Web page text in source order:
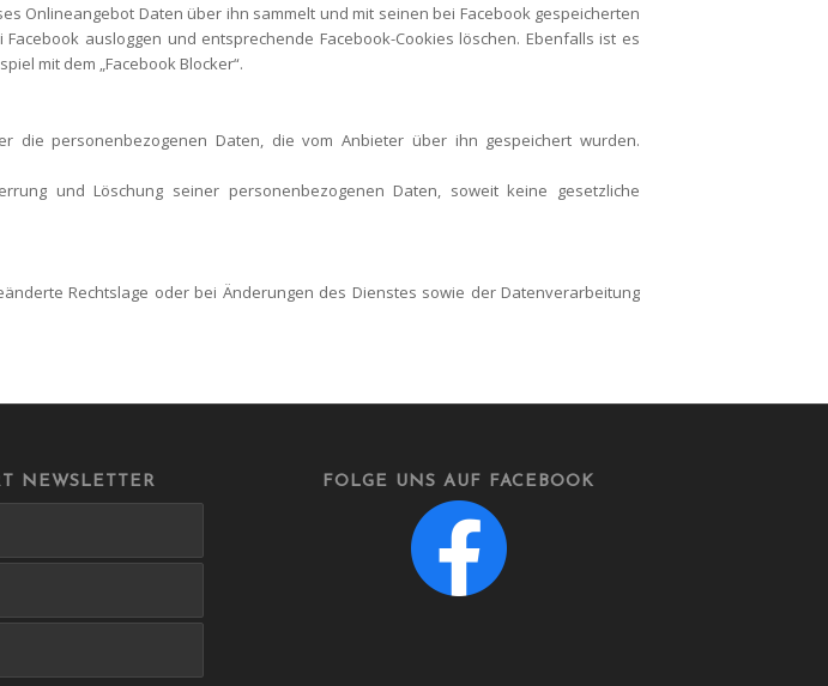
Onlineangebot Daten über ihn sammelt und mit seinen bei Facebook gespeicherten
ausloggen und entsprechende Facebook-Cookies löschen. Ebenfalls ist es
mit dem „Facebook Blocker“.
personenbezogenen Daten, die vom Anbieter über ihn gespeichert wurden.
und Löschung seiner personenbezogenen Daten, soweit keine gesetzliche
Rechtslage oder bei Änderungen des Dienstes sowie der Datenverarbeitung
NEWSLETTER FOLGE UNS AUF FACEBOOK